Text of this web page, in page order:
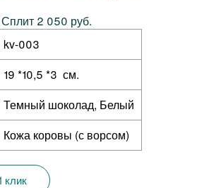
Сплит 2 050 руб.
kv-003
19 *10,5 *3 см.
Темный шоколад, Белый
Кожа коровы (с ворсом)
клик